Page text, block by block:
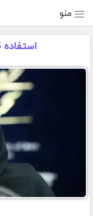
منو
استفاده 85 درصد مردم از فیلتر شکن